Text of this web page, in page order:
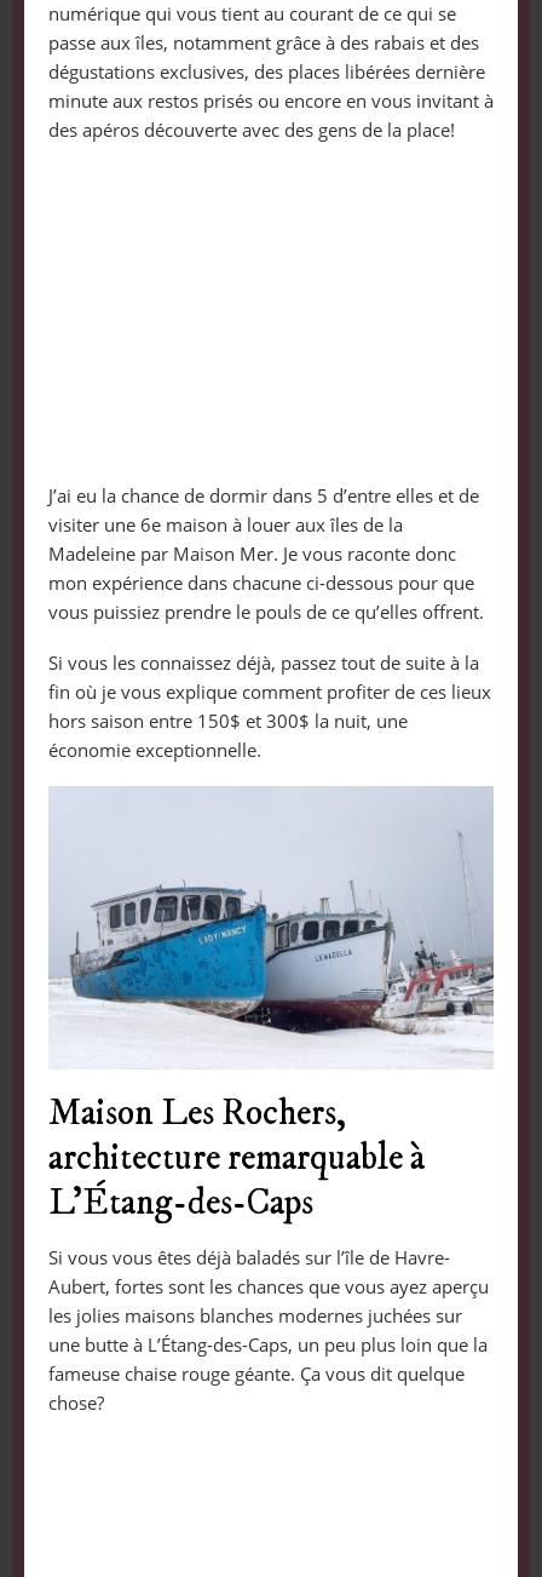
numérique qui vous tient au courant de ce qui se
passe aux îles, notamment grâce à des rabais et des
dégustations exclusives, des places libérées dernière
minute aux restos prisés ou encore en vous invitant à
des apéros découverte avec des gens de la place!
J’ai eu la chance de dormir dans 5 d’entre elles et de
visiter une 6e maison à louer aux îles de la
Madeleine par Maison Mer. Je vous raconte donc
mon expérience dans chacune ci-dessous pour que
vous puissiez prendre le pouls de ce qu’elles offrent.
Si vous les connaissez déjà, passez tout de suite à la
fin où je vous explique comment profiter de ces lieux
hors saison entre 150$ et 300$ la nuit, une
économie exceptionnelle.
Maison Les Rochers,
architecture remarquable à
L’Étang-des-Caps
Si vous vous êtes déjà baladés sur l’île de Havre-
Aubert, fortes sont les chances que vous ayez aperçu
les jolies maisons blanches modernes juchées sur
une butte à L’Étang-des-Caps, un peu plus loin que la
fameuse chaise rouge géante. Ça vous dit quelque
chose?